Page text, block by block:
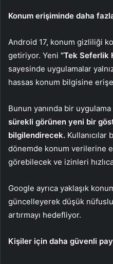
Konum erişiminde daha
Android 17, konum gizliliği
getiriyor. Yeni “Tek Seferlik
sayesinde uygulamalar
hassas konum bilgisine
Bunun yanında bir
sürekli görünen yeni bir
bilgilendirecek.
dönemde konum verilerine
görebilecek ve izinleri
Google ayrıca yaklaşık
güncelleyerek düşük
artırmayı hedefliyor.
Kişiler için daha güvenli